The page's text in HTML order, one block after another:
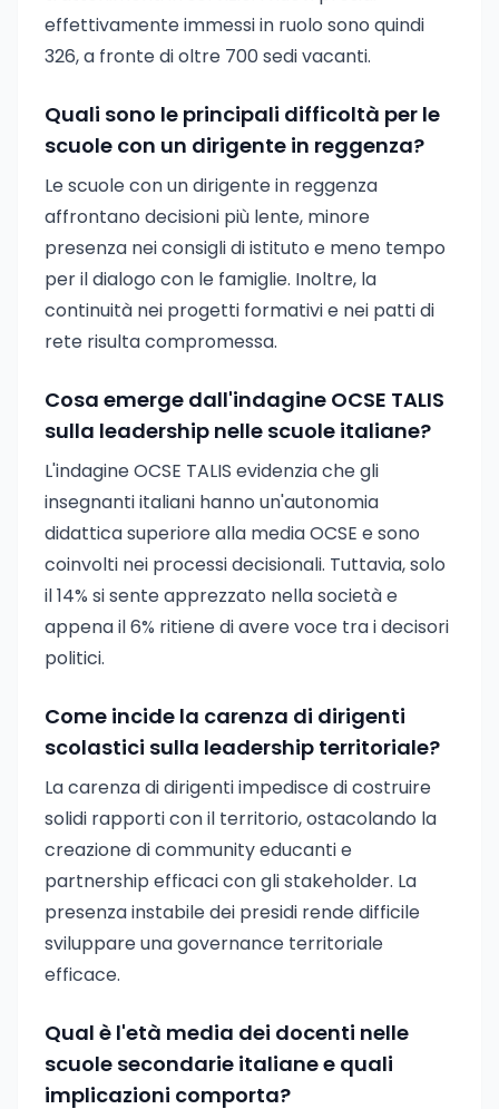
effettivamente immessi in ruolo sono quindi
326, a fronte di oltre 700 sedi vacanti.
Quali sono le principali difficoltà per le
scuole con un dirigente in reggenza?
Le scuole con un dirigente in reggenza
affrontano decisioni più lente, minore
presenza nei consigli di istituto e meno tempo
per il dialogo con le famiglie. Inoltre, la
continuità nei progetti formativi e nei patti di
rete risulta compromessa.
Cosa emerge dall'indagine OCSE TALIS
sulla leadership nelle scuole italiane?
L'indagine OCSE TALIS evidenzia che gli
insegnanti italiani hanno un'autonomia
didattica superiore alla media OCSE e sono
coinvolti nei processi decisionali. Tuttavia, solo
il 14% si sente apprezzato nella società e
appena il 6% ritiene di avere voce tra i decisori
politici.
Come incide la carenza di dirigenti
scolastici sulla leadership territoriale?
La carenza di dirigenti impedisce di costruire
solidi rapporti con il territorio, ostacolando la
creazione di community educanti e
partnership efficaci con gli stakeholder. La
presenza instabile dei presidi rende difficile
sviluppare una governance territoriale
efficace.
Qual è l'età media dei docenti nelle
scuole secondarie italiane e quali
implicazioni comporta?